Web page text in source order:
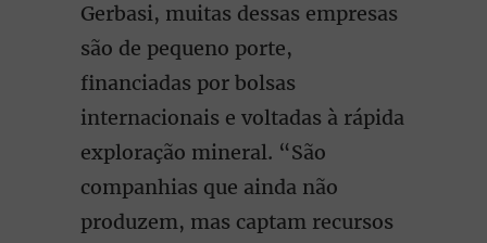
Gerbasi, muitas dessas empresas
são de pequeno porte,
financiadas por bolsas
internacionais e voltadas à rápida
exploração mineral. “São
companhias que ainda não
produzem, mas captam recursos